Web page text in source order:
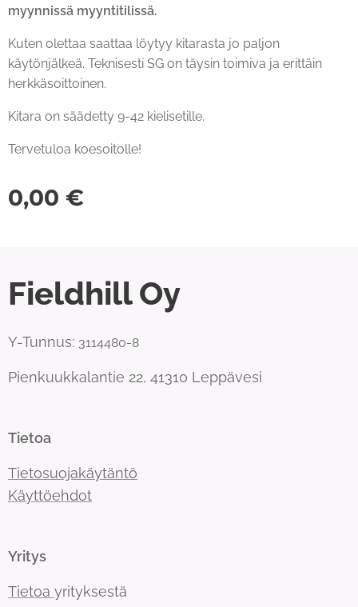
myynnissä myyntitilissä.
Kuten olettaa saattaa löytyy kitarasta jo paljon
käytönjälkeä. Teknisesti SG on täysin toimiva ja erittäin
herkkäsoittoinen.
Kitara on säädetty 9-42 kielisetille.
Tervetuloa koesoitolle!
0,00 €
Fieldhill Oy
Y-Tunnus: 3114480-8
Pienkuukkalantie 22, 41310 Leppävesi
Tietoa
Tietosuojakäytäntö
Käyttöehdot
Yritys
Tietoa yrityksestä